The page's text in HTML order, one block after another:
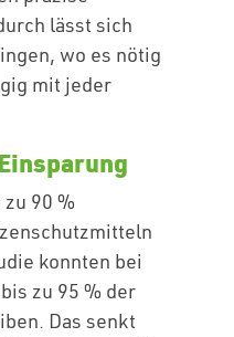
lässt sich
wo es nötig
mit jeder
90 %
konnten bei
zu 95 % der
Das senkt